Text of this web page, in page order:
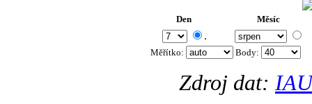
Den Měsíc
.
Měřítko: Body:
Zdroj dat: